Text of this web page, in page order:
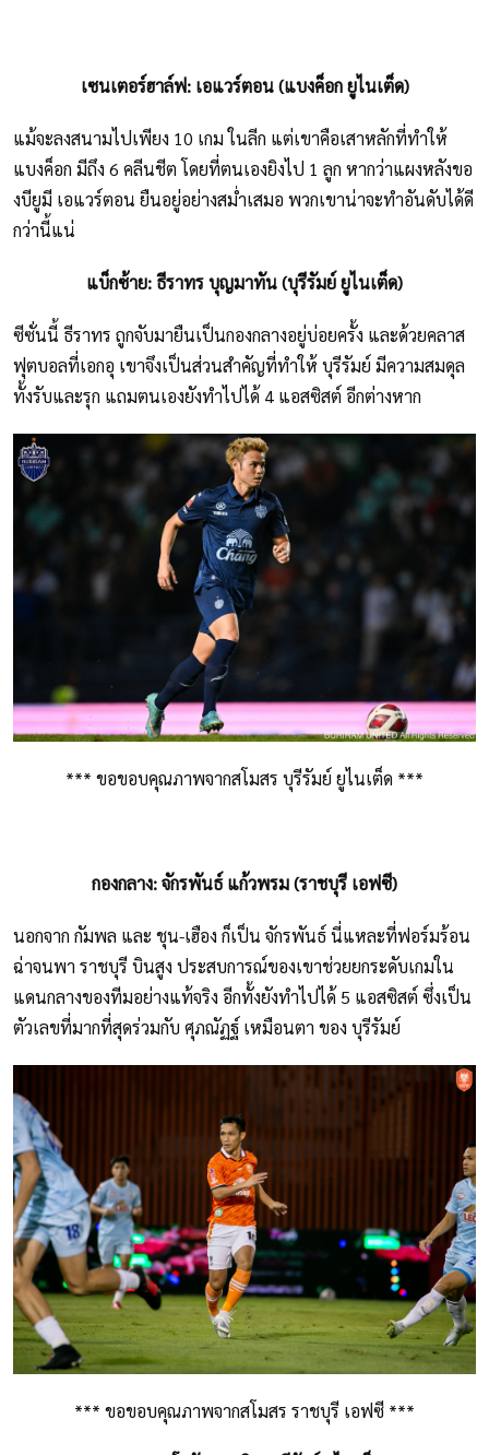
เซนเตอร์ฮาล์ฟ: เอแวร์ตอน (แบงค็อก ยูไนเต็ด)
แม้จะลงสนามไปเพียง 10 เกม ในลีก แต่เขาคือเสาหลักที่ทำให้
แบงค็อก มีถึง 6 คลีนชีต โดยที่ตนเองยิงไป 1 ลูก หากว่าแผงหลังขอ
งบียูมี เอแวร์ตอน ยืนอยู่อย่างสม่ำเสมอ พวกเขาน่าจะทำอันดับได้ดี
กว่านี้แน่
แบ็กซ้าย: ธีราทร บุญมาทัน (บุรีรัมย์ ยูไนเต็ด)
ซีซั่นนี้ ธีราทร ถูกจับมายืนเป็นกองกลางอยู่บ่อยครั้ง และด้วยคลาส
ฟุตบอลที่เอกอุ เขาจึงเป็นส่วนสำคัญที่ทำให้ บุรีรัมย์ มีความสมดุล
ทั้งรับและรุก แถมตนเองยังทำไปได้ 4 แอสซิสต์ อีกต่างหาก
*** ขอขอบคุณภาพจากสโมสร บุรีรัมย์ ยูไนเต็ด ***
กองกลาง: จักรพันธ์ แก้วพรม (ราชบุรี เอฟซี)
นอกจาก กัมพล และ ชุน-เฮือง ก็เป็น จักรพันธ์ นี่แหละที่ฟอร์มร้อน
ฉ่าจนพา ราชบุรี บินสูง ประสบการณ์ของเขาช่วยยกระดับเกมใน
แดนกลางของทีมอย่างแท้จริง อีกทั้งยังทำไปได้ 5 แอสซิสต์ ซึ่งเป็น
ตัวเลขที่มากที่สุดร่วมกับ ศุภณัฏฐ์ เหมือนตา ของ บุรีรัมย์
*** ขอขอบคุณภาพจากสโมสร ราชบุรี เอฟซี ***